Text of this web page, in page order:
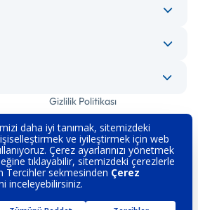
Gizlilik Politikası
Engelsiz Bankacılık
Güvenlik
Hakkımızda